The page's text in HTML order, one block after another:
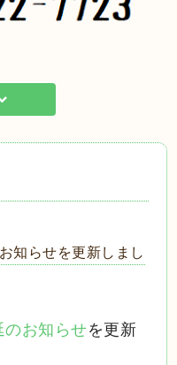
知らせを更新しまし
お知らせを更新